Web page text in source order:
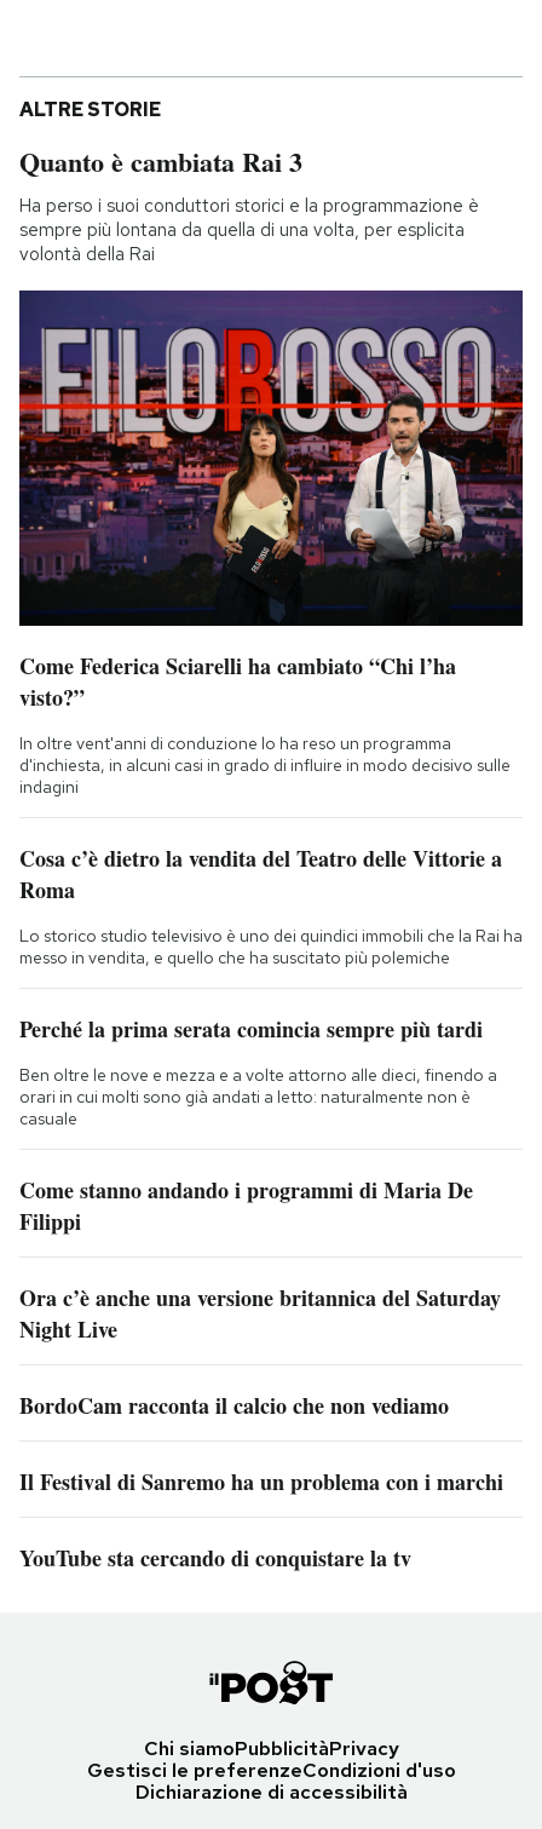
ALTRE STORIE
Quanto è cambiata Rai 3
Ha perso i suoi conduttori storici e la programmazione è
sempre più lontana da quella di una volta, per esplicita
volontà della Rai
Come Federica Sciarelli ha cambiato “Chi l’ha
visto?”
In oltre vent'anni di conduzione lo ha reso un programma
d'inchiesta, in alcuni casi in grado di influire in modo decisivo sulle
indagini
Cosa c’è dietro la vendita del Teatro delle Vittorie a
Roma
Lo storico studio televisivo è uno dei quindici immobili che la Rai ha
messo in vendita, e quello che ha suscitato più polemiche
Perché la prima serata comincia sempre più tardi
Ben oltre le nove e mezza e a volte attorno alle dieci, finendo a
orari in cui molti sono già andati a letto: naturalmente non è
casuale
Come stanno andando i programmi di Maria De
Filippi
Ora c’è anche una versione britannica del Saturday
Night Live
BordoCam racconta il calcio che non vediamo
Il Festival di Sanremo ha un problema con i marchi
YouTube sta cercando di conquistare la tv
Chi siamoPubblicitàPrivacy
Gestisci le preferenzeCondizioni d'uso
Dichiarazione di accessibilità